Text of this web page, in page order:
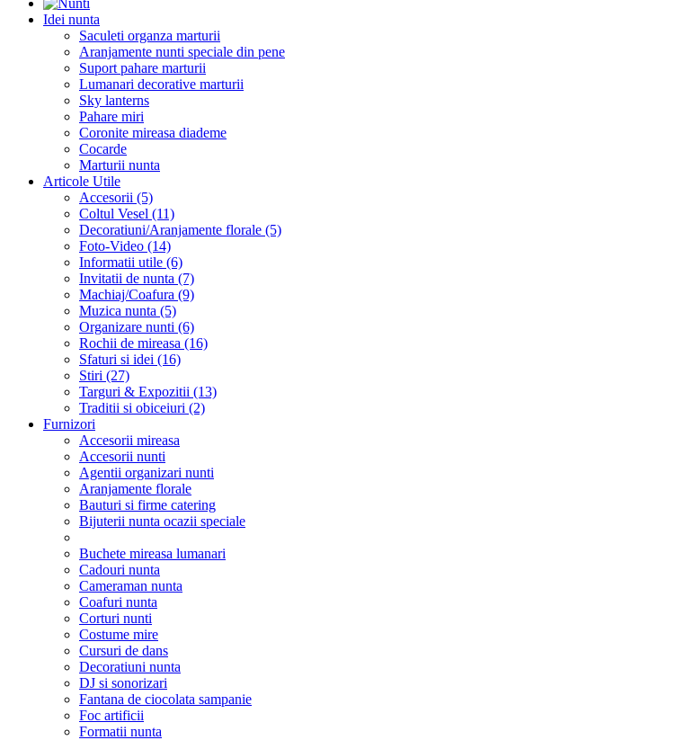
Idei nunta
Saculeti organza marturii
Aranjamente nunti speciale din pene
Suport pahare marturii
Lumanari decorative marturii
Sky lanterns
Pahare miri
Coronite mireasa diademe
Cocarde
Marturii nunta
Articole Utile
Accesorii (5)
Coltul Vesel (11)
Decoratiuni/Aranjamente florale (5)
Foto-Video (14)
Informatii utile (6)
Invitatii de nunta (7)
Machiaj/Coafura (9)
Muzica nunta (5)
Organizare nunti (6)
Rochii de mireasa (16)
Sfaturi si idei (16)
Stiri (27)
Targuri & Expozitii (13)
Traditii si obiceiuri (2)
Furnizori
Accesorii mireasa
Accesorii nunti
Agentii organizari nunti
Aranjamente florale
Bauturi si firme catering
Bijuterii nunta ocazii speciale
Buchete mireasa lumanari
Cadouri nunta
Cameraman nunta
Coafuri nunta
Corturi nunti
Costume mire
Cursuri de dans
Decoratiuni nunta
DJ si sonorizari
Fantana de ciocolata sampanie
Foc artificii
Formatii nunta